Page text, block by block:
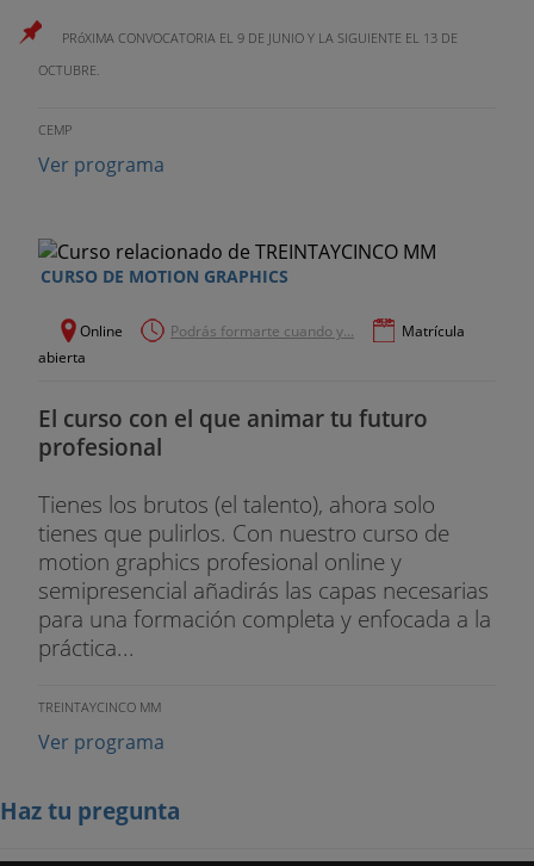
PRóXIMA CONVOCATORIA EL 9 DE JUNIO Y LA SIGUIENTE EL 13 DE
OCTUBRE.
CEMP
Ver programa
CURSO DE MOTION GRAPHICS
Online Podrás formarte cuando y...
Matrícula
abierta
El curso con el que animar tu futuro
profesional
Tienes los brutos (el talento), ahora solo
tienes que pulirlos. Con nuestro curso de
motion graphics profesional online y
semipresencial añadirás las capas necesarias
para una formación completa y enfocada a la
práctica...
TREINTAYCINCO MM
Ver programa
Haz tu pregunta